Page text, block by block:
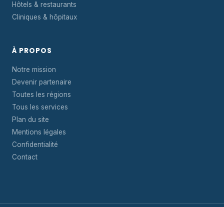
Hôtels & restaurants
Cliniques & hôpitaux
À PROPOS
Notre mission
Devenir partenaire
Toutes les régions
Tous les services
Plan du site
Mentions légales
Confidentialité
Contact